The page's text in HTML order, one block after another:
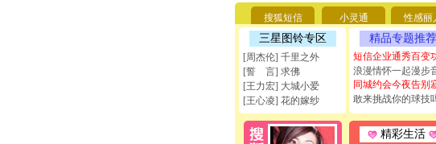
搜狐短信 小灵通 性感丽
三星图铃专区
[周杰伦] 千里之外
[誓 言] 求佛
[王力宏] 大城小爱
[王心凌] 花的嫁纱
精品专题推荐
短信企业通秀百变
浪漫情怀一起漫步
同城约会今夜告别
敢来挑战你的球技
精彩生活